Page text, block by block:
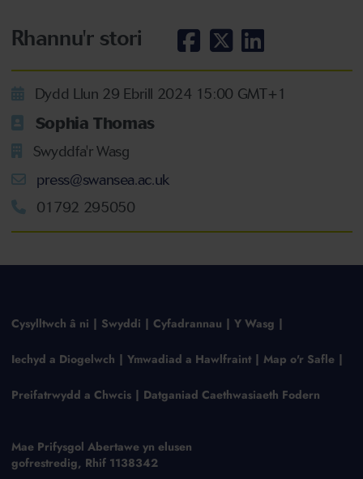
Rhannu'r stori
Dydd Llun 29 Ebrill 2024 15:00 GMT+1
Sophia Thomas
Swyddfa'r Wasg
press@swansea.ac.uk
01792 295050
Cysylltwch â ni Swyddi Cyfadrannau Y Wasg
Iechyd a Diogelwch Ymwadiad a Hawlfraint Map o'r Safle
Preifatrwydd a Chwcis Datganiad Caethwasiaeth Fodern
Mae Prifysgol Abertawe yn elusen
gofrestredig, Rhif 1138342